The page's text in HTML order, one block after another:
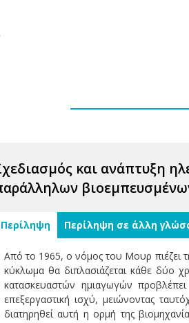
και ανάπτυξη
Περίληψη Περίληψη σε άλλη
Από το 1965, ο νόμος του Μουρ πιέζει
κύκλωμα θα διπλασιάζεται κάθε δύο
κατασκευαστών ημιαγωγών
επεξεργαστική ισχύ, μειώνοντας
διατηρηθεί αυτή η ορμή της